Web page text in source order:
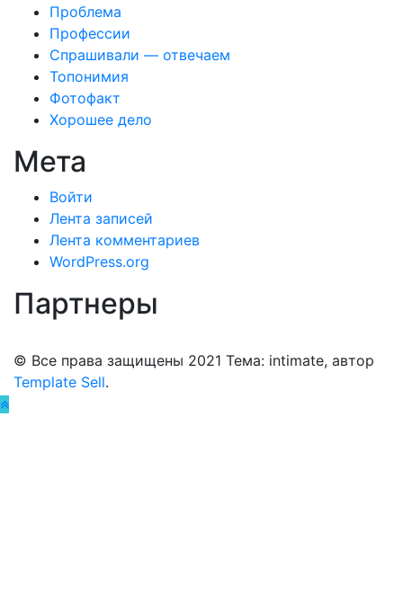
Проблема
Профессии
Спрашивали — отвечаем
Топонимия
Фотофакт
Хорошее дело
Мета
Войти
Лента записей
Лента комментариев
WordPress.org
Партнеры
© Все права защищены 2021 Тема: intimate, автор
Template Sell.